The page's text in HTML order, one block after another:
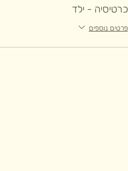
כרטיסיה - ילד
פרטים נוספים